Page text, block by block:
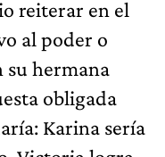
reiterar en el
al poder o
su hermana
obligada
Karina sería